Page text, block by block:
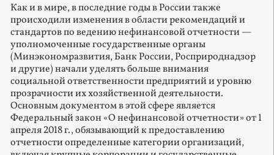
Как и в мире, в последние годы в России также
происходили изменения в области рекомендаций и
стандартов по ведению нефинансовой отчетности —
уполномоченные государственные органы
(Минэкономразвития, Банк России, Росприроднадзор
и другие) начали уделять больше внимания
социальной ответственности предприятий и уровню
прозрачности их хозяйственной деятельности.
Основным документом в этой сфере является
Федеральный закон «О нефинансовой отчетности» от 1
апреля 2018 г., обязывающий к предоставлению
отчетности определенные категории организаций,